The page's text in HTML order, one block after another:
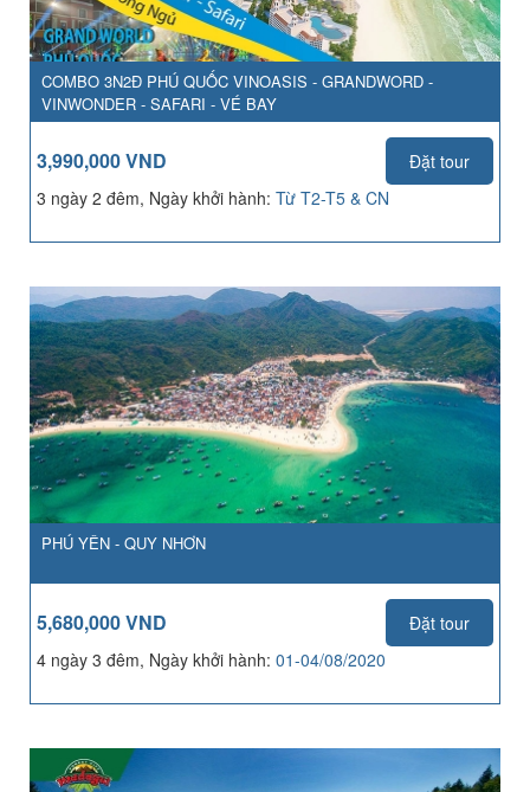
COMBO 3N2Đ PHÚ QUỐC VINOASIS - GRANDWORD -
VINWONDER - SAFARI - VÉ BAY
3,990,000 VND
Đặt tour
3 ngày 2 đêm, Ngày khởi hành: Từ T2-T5 & CN
PHÚ YÊN - QUY NHƠN
5,680,000 VND
Đặt tour
4 ngày 3 đêm, Ngày khởi hành: 01-04/08/2020